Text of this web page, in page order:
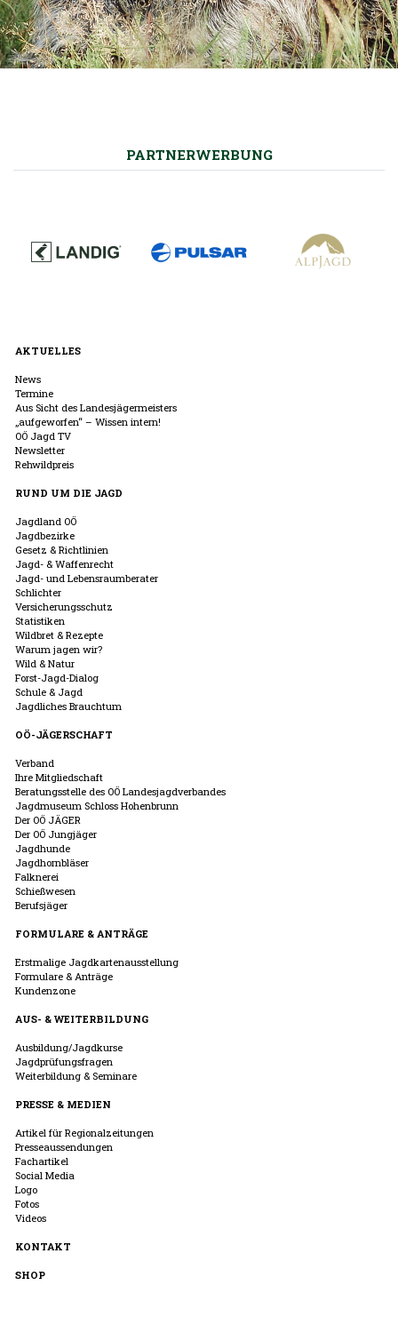
PARTNERWERBUNG
AKTUELLES
News
Termine
Aus Sicht des Landesjägermeisters
„aufgeworfen“ – Wissen intern!
OÖ Jagd TV
Newsletter
Rehwildpreis
RUND UM DIE JAGD
Jagdland OÖ
Jagdbezirke
Gesetz & Richtlinien
Jagd- & Waffenrecht
Jagd- und Lebensraumberater
Schlichter
Versicherungsschutz
Statistiken
Wildbret & Rezepte
Warum jagen wir?
Wild & Natur
Forst-Jagd-Dialog
Schule & Jagd
Jagdliches Brauchtum
OÖ-JÄGERSCHAFT
Verband
Ihre Mitgliedschaft
Beratungsstelle des OÖ Landesjagdverbandes
Jagdmuseum Schloss Hohenbrunn
Der OÖ JÄGER
Der OÖ Jungjäger
Jagdhunde
Jagdhornbläser
Falknerei
Schießwesen
Berufsjäger
FORMULARE & ANTRÄGE
Erstmalige Jagdkartenausstellung
Formulare & Anträge
Kundenzone
AUS- & WEITERBILDUNG
Ausbildung/Jagdkurse
Jagdprüfungsfragen
Weiterbildung & Seminare
PRESSE & MEDIEN
Artikel für Regionalzeitungen
Presseaussendungen
Fachartikel
Social Media
Logo
Fotos
Videos
KONTAKT
SHOP